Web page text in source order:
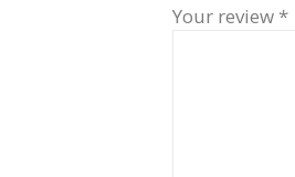
Your review *